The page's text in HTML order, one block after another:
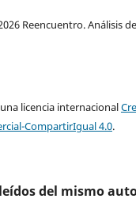
Reencuentro. Análisis
licencia internacional
CompartirIgual 4.0.
del mismo